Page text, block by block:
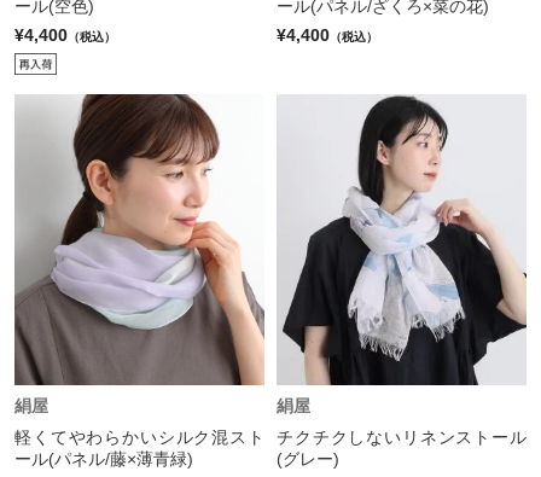
ール(空色)
¥4,400 （税込）
ール(パネル/ざくろ×菜の花)
¥4,400 （税込）
絹屋
軽くてやわらかいシルク混スト
ール(パネル/藤×薄青緑)
絹屋
チクチクしないリネンストール
(グレー)